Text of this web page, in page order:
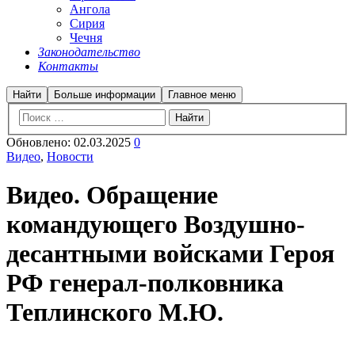
Ангола
Сирия
Чечня
Законодательство
Контакты
Найти Больше информации Главное меню
Обновлено: 02.03.2025 0
Видео, Новости
Видео. Обращение
командующего Воздушно-
десантными войсками Героя
РФ генерал-полковника
Теплинского М.Ю.